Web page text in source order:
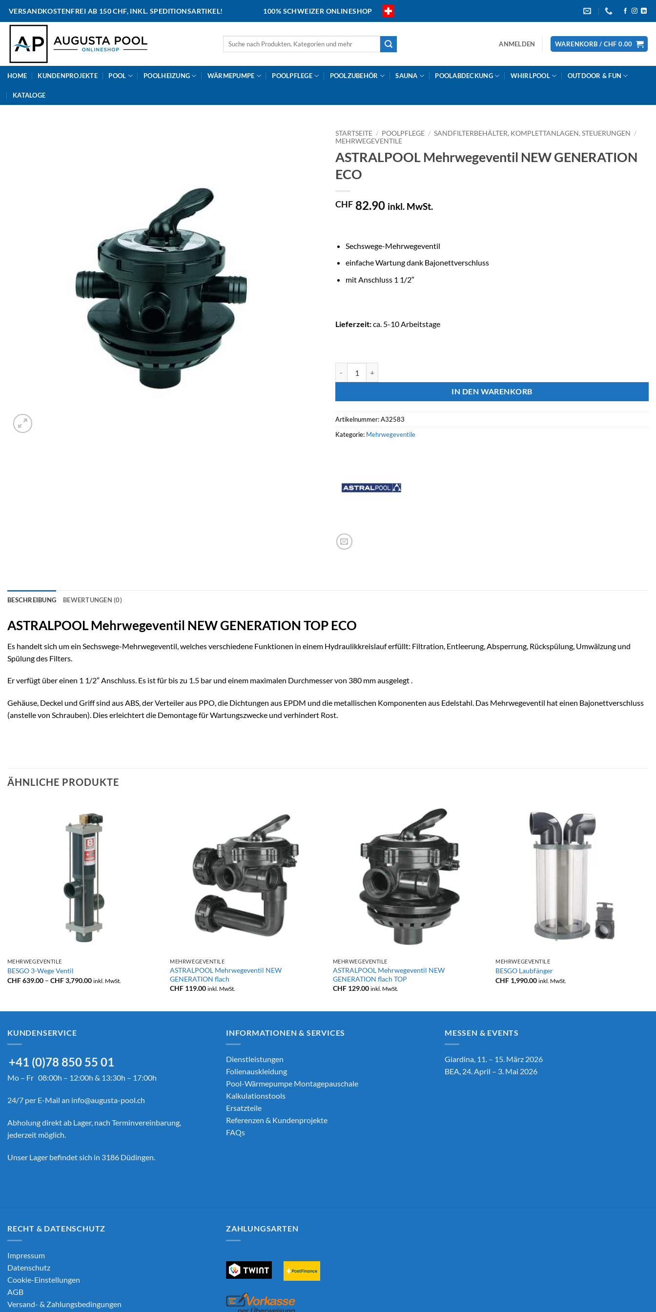
VERSANDKOSTENFREI AB 150 CHF, INKL. SPEDITIONSARTIKEL! 100% SCHWEIZER ONLINESHOP
Suche
ANMELDEN WARENKORB / CHF 0.00
HOME KUNDENPROJEKTE POOL POOLHEIZUNG WÄRMEPUMPE POOLPFLEGE POOLZUBEHÖR SAUNA POOLABDECKUNG WHIRLPOOL OUTDOOR & FUN
KATALOGE
STARTSEITE / POOLPFLEGE / SANDFILTERBEHÄLTER, KOMPLETTANLAGEN, STEUERUNGEN /
MEHRWEGEVENTILE
ASTRALPOOL Mehrwegeventil NEW GENERATION
ECO
CHF 82.90 inkl. MwSt.
Sechswege-Mehrwegeventil
einfache Wartung dank Bajonettverschluss
mit Anschluss 1 1/2″
Lieferzeit:ca. 5-10 Arbeitstage
IN DEN WARENKORB
Artikelnummer:A32583
Kategorie: Mehrwegeventile
BESCHREIBUNG BEWERTUNGEN (0)
ASTRALPOOL Mehrwegeventil NEW GENERATION TOP ECO
Es handelt sich um ein Sechswege-Mehrwegeventil, welches verschiedene Funktionen in einem Hydraulikkreislauf erfüllt: Filtration, Entleerung, Absperrung, Rückspülung, Umwälzung und
Spülung des Filters.
Er verfügt über einen 1 1/2″ Anschluss. Es ist für bis zu 1.5 bar und einem maximalen Durchmesser von 380 mm ausgelegt .
Gehäuse, Deckel und Griff sind aus ABS, der Verteiler aus PPO, die Dichtungen aus EPDM und die metallischen Komponenten aus Edelstahl. Das Mehrwegeventil hat einen Bajonettverschluss
(anstelle von Schrauben). Dies erleichtert die Demontage für Wartungszwecke und verhindert Rost.
ÄHNLICHE PRODUKTE
MEHRWEGEVENTILE
BESGO 3-Wege Ventil
CHF639.00 – CHF3,790.00Preisspanne:
inkl. MwSt.
MEHRWEGEVENTILE
ASTRALPOOL Mehrwegeventil NEW
GENERATION flach
CHF 119.00 inkl. MwSt.
MEHRWEGEVENTILE
ASTRALPOOL Mehrwegeventil NEW
GENERATION flach TOP
CHF129.00 inkl. MwSt.
MEHRWEGEVENTILE
BESGO Laubfänger
CHF 1,990.00 inkl. MwSt.
KUNDENSERVICE
+41 (0)78 850 55 01
Mo – Fr 08:00h – 12:00h & 13:30h – 17:00h
24/7 per E-Mail an info@augusta-pool.ch
Abholung direkt ab Lager, nach Terminvereinbarung,
jederzeit möglich.
Unser Lager befindet sich in 3186 Düdingen.
INFORMATIONEN & SERVICES
Dienstleistungen
Folienauskleidung
Pool-Wärmepumpe Montagepauschale
Kalkulationstools
Ersatzteile
Referenzen & Kundenprojekte
FAQs
MESSEN & EVENTS
Giardina, 11. – 15. März 2026
BEA, 24. April – 3. Mai 2026
RECHT & DATENSCHUTZ
Impressum
Datenschutz
Cookie-Einstellungen
AGB
Versand- & Zahlungsbedingungen
ZAHLUNGSARTEN